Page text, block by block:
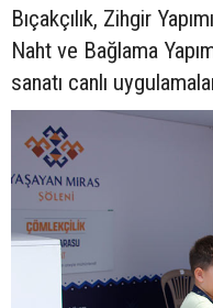
Bıçakçılık, Zihgir
Naht ve Bağlama
sanatı canlı